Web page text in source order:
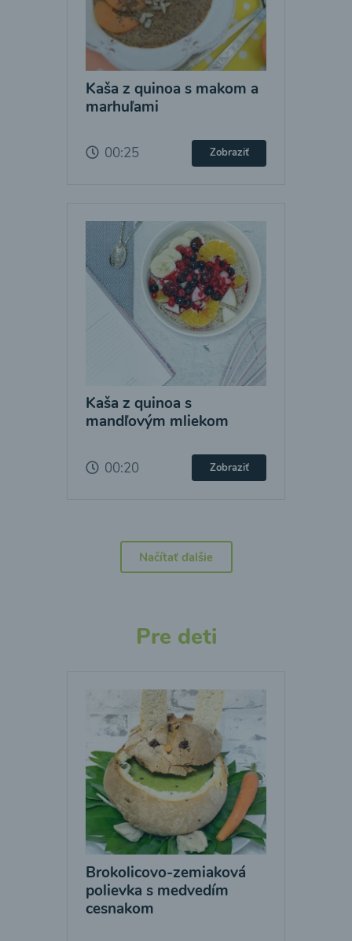
Kaša z quinoa s makom a
marhuľami
00:25 Zobraziť
Kaša z quinoa s
mandľovým mliekom
00:20 Zobraziť
Načítať ďalšie
Pre deti
Brokolicovo-zemiaková
polievka s medvedím
cesnakom